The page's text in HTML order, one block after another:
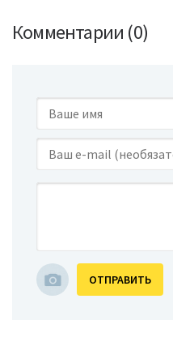
Комментарии (0)
ОТПРАВИТЬ